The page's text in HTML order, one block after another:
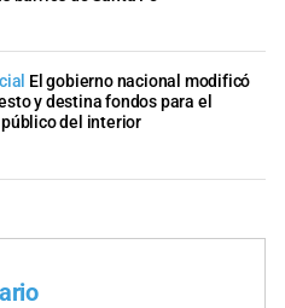
El gobierno nacional modificó
y destina fondos para el
del interior